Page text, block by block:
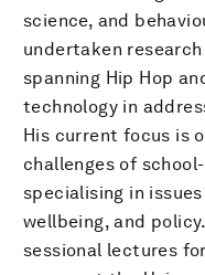
science, and
undertaken
spanning Hip Hop
technology in
His current focus is
challenges of
specialising in
wellbeing, and
sessional lectures